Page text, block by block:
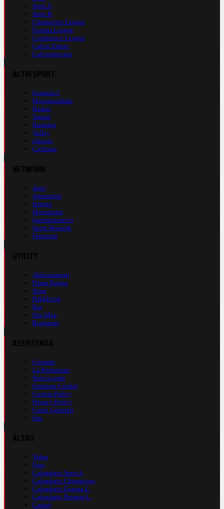
Serie A
Serie B
Champions League
Europa League
Conference League
Calcio Estero
Calciomercato
Formula 1
Motomondiale
Basket
Tennis
Running
Volley
eSports
Ciclismo
Auto
Autosprint
Inmoto
Motosprint
Guerinsportivo
Sport Network
Fantacup
Abbonamenti
Prima Pagina
Store
Pubblicità
Rss
Site Map
Registrati
Contatti
La Redazione
Nota Legale
Gestione Cookie
Cookie Policy
Privacy Policy
Cond. Generali
Faq
Video
Foto
Calendario Serie A
Calendario Champions
Calendario Europa L.
Calendario Premier L.
Casinò